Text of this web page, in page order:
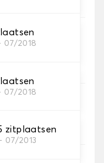
07/2018
07/2018
zitplaatsen
07/2013